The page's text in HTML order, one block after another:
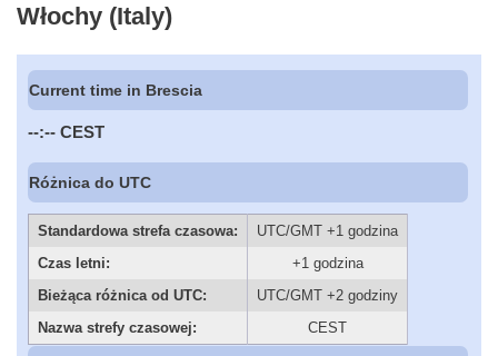
Włochy (Italy)
Current time in Brescia
--:-- CEST
Różnica do UTC
Standardowa strefa czasowa:
UTC/GMT +1 godzina
Czas letni:
+1 godzina
Bieżąca różnica od UTC:
UTC/GMT +2 godziny
Nazwa strefy czasowej:
CEST